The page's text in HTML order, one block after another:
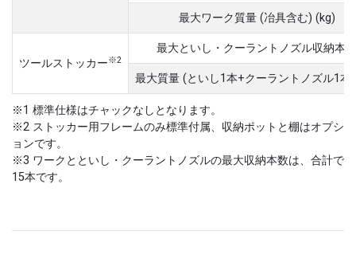
最大ワーク質量 (冶具含む) (kg)
ツールストッカー※2
最大といし・クーラントノズル収納本数
最大質量 (といし1本+クーラントノズル1本
※1 標準仕様はチャックなしとなります。
※2 ストッカー用フレームのみ標準付属、収納ポットと棚はオプシ
ョンです。
※3 ワークとといし・クーラントノズルの最大収納本数は、合計で
15本です。